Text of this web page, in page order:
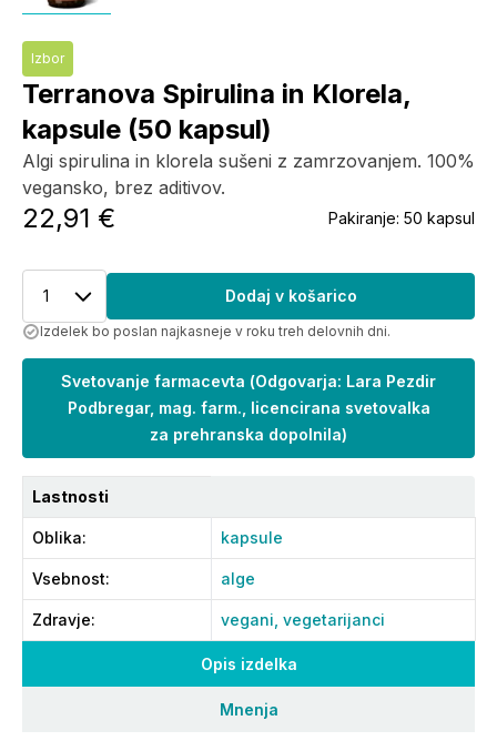
Opis izdelka
Mnenja
Izbor
Terranova Spirulina in Klorela,
kapsule (50 kapsul)
Algi spirulina in klorela sušeni z zamrzovanjem. 100%
vegansko, brez aditivov.
22,91 € Pakiranje: 50 kapsul
1 Dodaj v košarico
Izdelek bo poslan najkasneje v roku treh delovnih dni.
Svetovanje farmacevta (Odgovarja: Lara Pezdir
Podbregar, mag. farm., licencirana svetovalka
za prehranska dopolnila)
Lastnosti
Oblika: kapsule
Vsebnost: alge
Zdravje: vegani, vegetarijanci